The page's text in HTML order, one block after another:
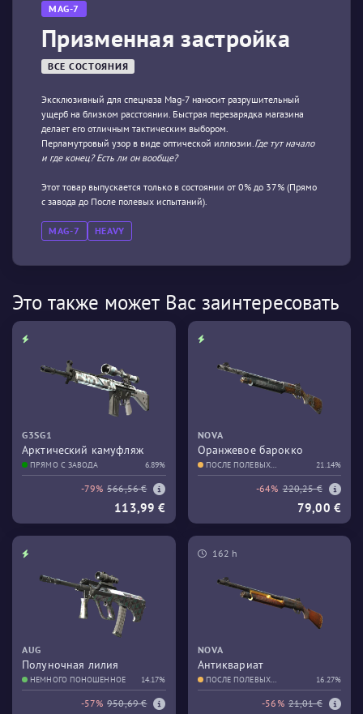
MAG-7
Призменная застройка
ВСЕ СОСТОЯНИЯ
Эксклюзивный для спецназа Mag-7 наносит разрушительный
ущерб на близком расстоянии. Быстрая перезарядка магазина
делает его отличным тактическим выбором.
Перламутровый узор в виде оптической иллюзии.Где тут начало
и где конец? Есть ли он вообще?
Этот товар выпускается только в состоянии от 0% до 37% (Прямо
с завода до После полевых испытаний).
MAG-7 HEAVY
Это также может Вас заинтересовать
G3SG1
Арктический камуфляж
ПРЯМО С ЗАВОДА 6.89%
-79% 566,56 €
113,99 €
NOVA
Оранжевое барокко
ПОСЛЕ ПОЛЕВЫХ
ИСПЫТАНИЙ
21.14%
-64% 220,25 €
79,00 €
AUG
Полуночная лилия
НЕМНОГО ПОНОШЕННОЕ 14.17%
-57% 950,69 €
162 h
NOVA
Антиквариат
ПОСЛЕ ПОЛЕВЫХ
ИСПЫТАНИЙ
16.27%
-56% 21,01 €